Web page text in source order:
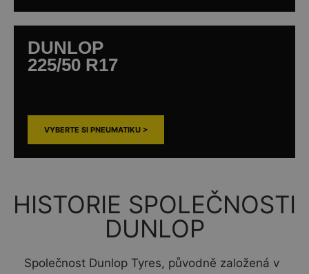
DUNLOP
225/50 R17
VYBERTE SI PNEUMATIKU >
HISTORIE SPOLEČNOSTI
DUNLOP
Společnost Dunlop Tyres, původně založená v